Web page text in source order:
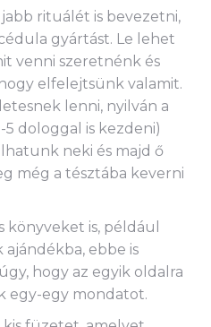
rituálét is bevezetni,
gyártást. Le lehet
venni szeretnénk és
elfelejtsünk valamit.
lenni, nyilván a
dologgal is kezdeni)
neki és majd ő
még a tésztába keverni
könyveket is, például
ebbe is
hogy az egyik oldalra
egy-egy mondatot.